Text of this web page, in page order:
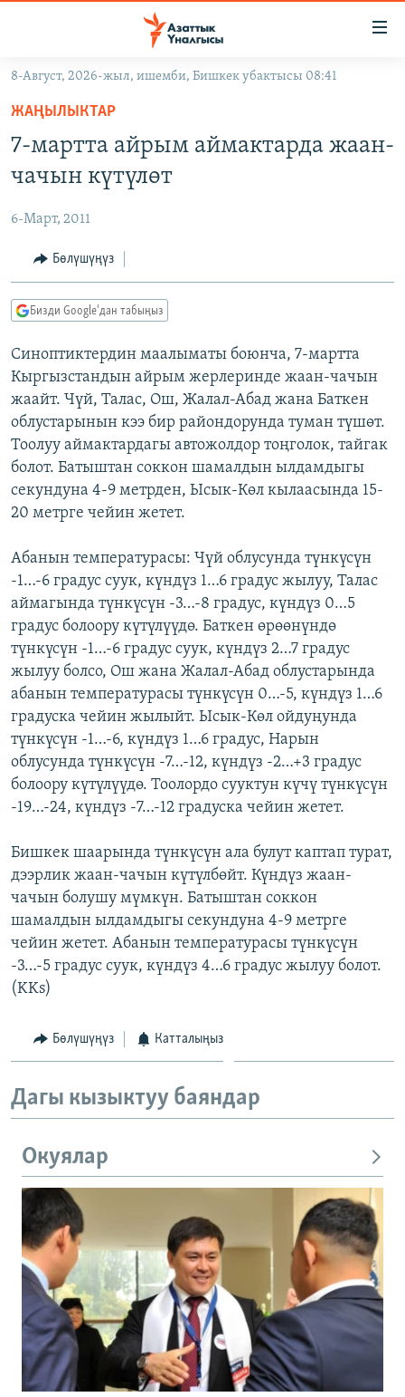
Навигацияга
өтүңүз
салыңызКЫРГЫЗСТАН
ЭКОНОМИКА
МАДАНИЯТ
ДҮЙНӨ
БОРБОР АЗИЯ
АТАЙЫН ИЛИКТӨӨ
ТВ ПРОГРАММАЛАР
ЭКСПЕРТТЕР ТАЛДАЙТ
БИЗ ЖАНА ДҮЙНӨ
ДАНИСТЕ
ЭЖЕ-СИҢДИЛЕР
АЗАТТЫК+
ЫҢГАЙСЫЗ СУРООЛОР
ӨЗГӨЧӨ ПИКИР
Русский
ОНЛАЙН ШЕРИНЕ
8-Август, 2026-жыл, ишемби, Бишкек убактысы 08:41
ЖАҢЫЛЫКТАР
7-мартта айрым аймактарда жаан-
чачын күтүлөт
6-Март, 2011
Бөлүшүңүз
Бизди Google'дан табыңыз
Синоптиктердин маалыматы боюнча, 7-мартта
Кыргызстандын айрым жерлеринде жаан-чачын
жаайт. Чүй, Талас, Ош, Жалал-Абад жана Баткен
облустарынын кээ бир райондорунда туман түшөт.
Тоолуу аймактардагы автожолдор тоңголок, тайгак
болот. Батыштан соккон шамалдын ылдамдыгы
секундуна 4-9 метрден, Ысык-Көл кылаасында 15-
20 метрге чейин жетет.
Абанын температурасы: Чүй облусунда түнкүсүн
-1…-6 градус суук, күндүз 1…6 градус жылуу, Талас
аймагында түнкүсүн -3…-8 градус, күндүз 0…5
градус болоору күтүлүүдө. Баткен өрөөнүндө
түнкүсүн -1…-6 градус суук, күндүз 2…7 градус
жылуу болсо, Ош жана Жалал-Абад облустарында
абанын температурасы түнкүсүн 0…-5, күндүз 1…6
градуска чейин жылыйт. Ысык-Көл ойдуңунда
түнкүсүн -1…-6, күндүз 1…6 градус, Нарын
облусунда түнкүсүн -7…-12, күндүз -2…+3 градус
болоору күтүлүүдө. Тоолордо сууктун күчү түнкүсүн
-19…-24, күндүз -7…-12 градуска чейин жетет.
Бишкек шаарында түнкүсүн ала булут каптап турат,
дээрлик жаан-чачын күтүлбөйт. Күндүз жаан-
чачын болушу мүмкүн. Батыштан соккон
шамалдын ылдамдыгы секундуна 4-9 метрге
чейин жетет. Абанын температурасы түнкүсүн
-3…-5 градус суук, күндүз 4…6 градус жылуу болот.
(KKs)
Бөлүшүңүз Катталыңыз
Дагы кызыктуу баяндар
Окуялар